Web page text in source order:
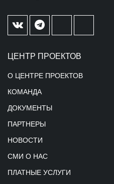
ЦЕНТР ПРОЕКТОВ
О ЦЕНТРЕ ПРОЕКТОВ
КОМАНДА
ДОКУМЕНТЫ
ПАРТНЕРЫ
НОВОСТИ
СМИ О НАС
ПЛАТНЫЕ УСЛУГИ